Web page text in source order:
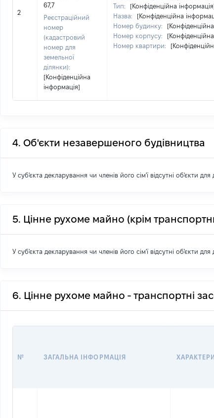
2
67,7
Реєстраційний
номер
(кадастровий
номер для
земельної
ділянки):
[Конфіденційна
інформація]
Тип:
[Конфіденційна
Назва:
[Конфіденційна
Номер будинку:
Номер корпусу:
Номер квартири:
4. Об'єкти незавершеного будівництва
У суб'єкта декларування чи членів його сім'ї відсутні об'єкти
5. Цінне рухоме майно (крім
У суб'єкта декларування чи членів його сім'ї відсутні об'єкти
6. Цінне рухоме майно - транспортні
№ ЗАГАЛЬНА ІНФОРМАЦІЯ